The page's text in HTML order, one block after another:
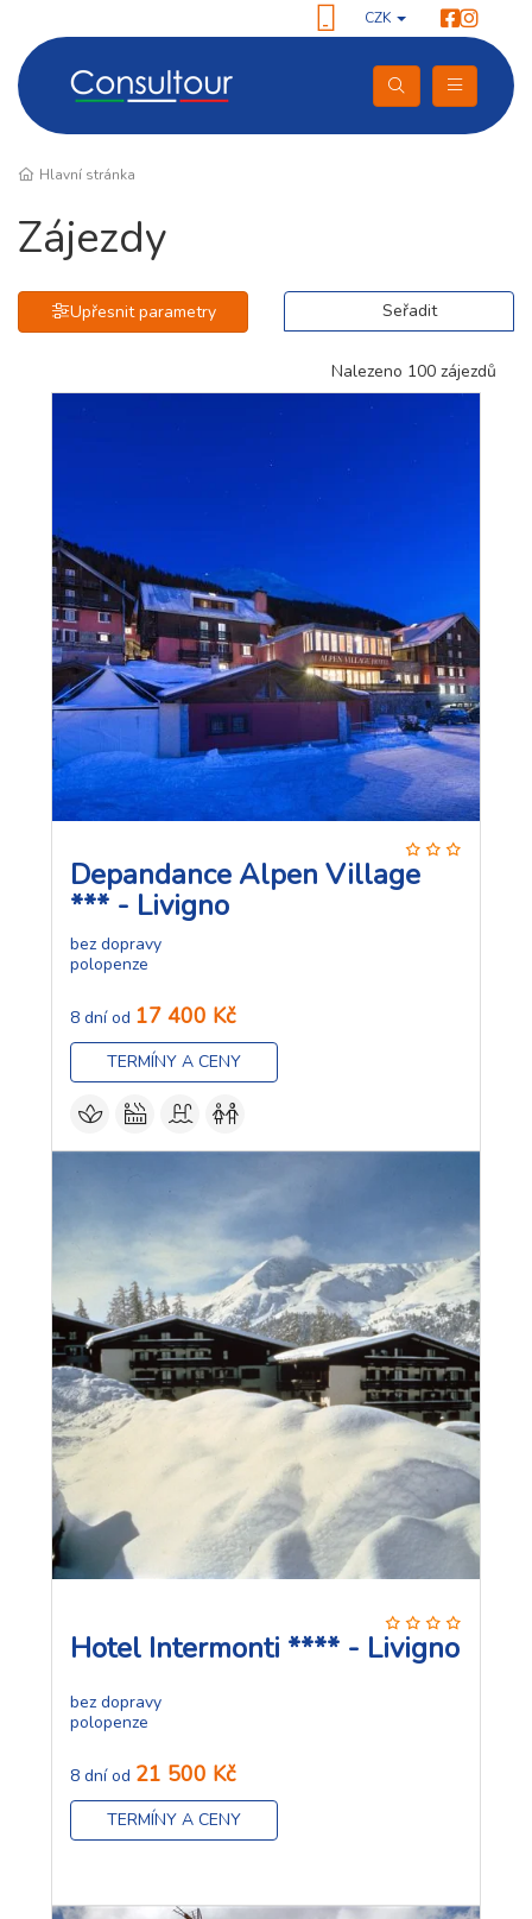
CZK
Hlavní stránka
Zájezdy
Upřesnit parametry Seřadit
Nalezeno 100 zájezdů
Depandance Alpen Village
*** - Livigno
bez dopravy
polopenze
8 dní od 17 400 Kč
TERMÍNY A CENY
Hotel Intermonti **** - Livigno
bez dopravy
polopenze
8 dní od 21 500 Kč
TERMÍNY A CENY